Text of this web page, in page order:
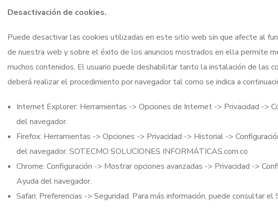
Desactivación de cookies.
Puede desactivar las cookies utilizadas en este sitio web sin que afecte al
de nuestra web y sobre el éxito de los anuncios mostrados en ella permite
muchos contenidos. El usuario puede deshabilitar tanto la instalación de las
deberá realizar el procedimiento por navegador tal como se indica a
Internet Explorer: Herramientas -> Opciones de Internet -> Privacidad ->
del navegador.
Firefox: Herramientas -> Opciones -> Privacidad -> Historial ->
del navegador. SOTECMO SOLUCIONES INFORMÁTICAS.com.co
Chrome: Configuración -> Mostrar opciones avanzadas -> Privacidad ->
Ayuda del navegador.
Safari: Preferencias -> Seguridad. Para más información, puede consultar